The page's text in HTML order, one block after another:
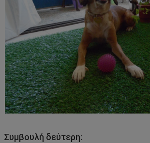
Συμβουλή δεύτερη: